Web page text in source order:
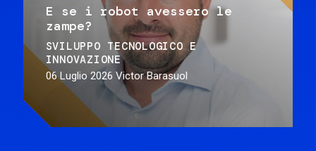
E se i robot avessero le
zampe?
SVILUPPO TECNOLOGICO E
INNOVAZIONE
06 Luglio 2026 Victor Barasuol